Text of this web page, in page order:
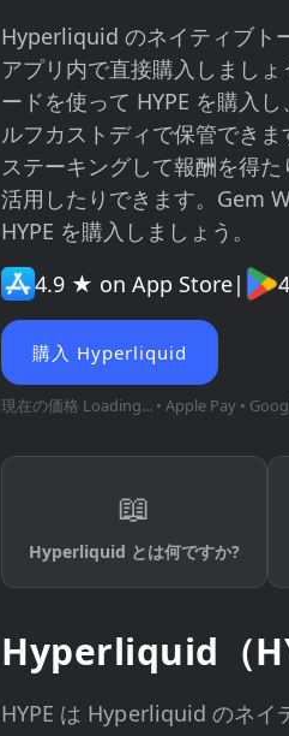
Hyperliquid のネイティブト
アプリ内で直接購入しまし
ードを使って HYPE を購入
ルフカストディで保管できま
ステーキングして報酬を得
活用したりできます。Gem
HYPE を購入しましょう。
4.9 ★ on App Store|
購入 Hyperliquid
現在の価格 Loading... • Apple Pay •
📖
Hyperliquid とは何ですか?
Hyperliquid（
HYPE は Hyperliquid のネイ